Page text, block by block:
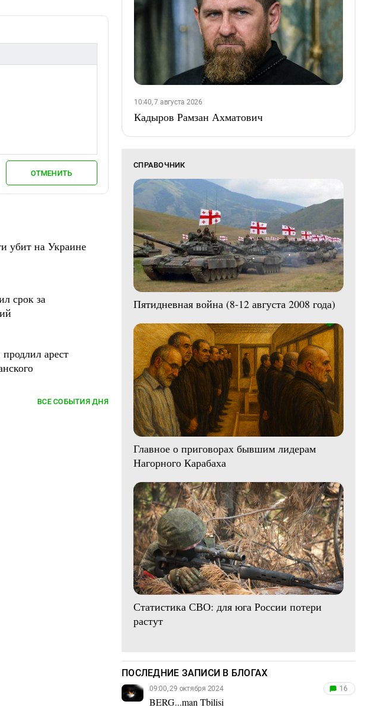
ОТМЕНИТЬ
убит на Украине
срок за
арест
ВСЕ СОБЫТИЯ ДНЯ
10:40, 7 августа 2026
Кадыров Рамзан Ахматович
СПРАВОЧНИК
Пятидневная война (8-12 августа 2008 года)
Главное о приговорах бывшим лидерам
Нагорного Карабаха
Статистика СВО: для юга России потери
растут
ПОСЛЕДНИЕ ЗАПИСИ В БЛОГАХ
09:00, 29 октября 2024
BERG...man Tbilisi
16